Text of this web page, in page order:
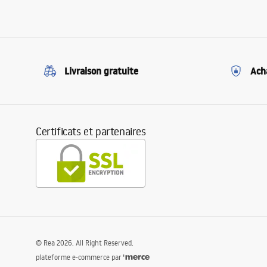
Livraison gratuite
Certificats et partenaires
© Rea 2026. All Right Reserved.
plateforme e-commerce par